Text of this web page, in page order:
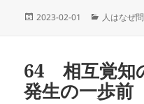
投
2023-02-01
カ
ー
人はなぜ
64 相互覚知
発生の一歩前